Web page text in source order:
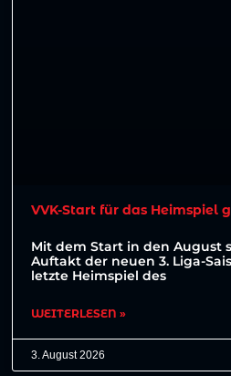
VVK-Start für das Heimspiel
Mit dem Start in den August
Auftakt der neuen 3. Liga-
letzte Heimspiel des
WEITERLESEN »
3. August 2026